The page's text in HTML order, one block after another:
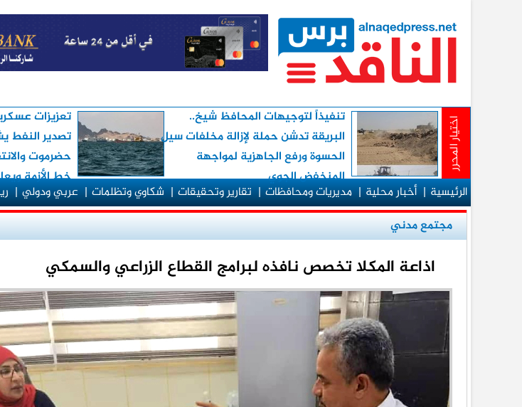
اختيار المحرر
تنفيذاً لتوجيهات المحافظ شيخ..
البريقة تدشن حملة لإزالة مخلفات سيل
الحسوة ورفع الجاهزية لمواجهة
المنخفض الجوي
تعزيزات
تصدير النفط
حضرموت
خط الأزمة
الرئيسية|أخبار محلية|مديريات ومحافظات|تقارير وتحقيقات|شكاوي وتظلمات|عربي ودولي|
مجتمع مدني
اذاعة المكلا تخصص نافذه لبرامج القطاع الزراعي والسمكي